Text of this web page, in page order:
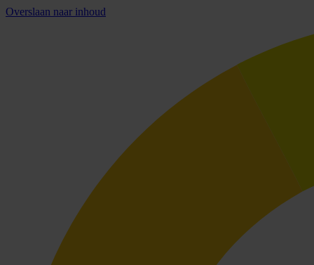
Overslaan naar inhoud